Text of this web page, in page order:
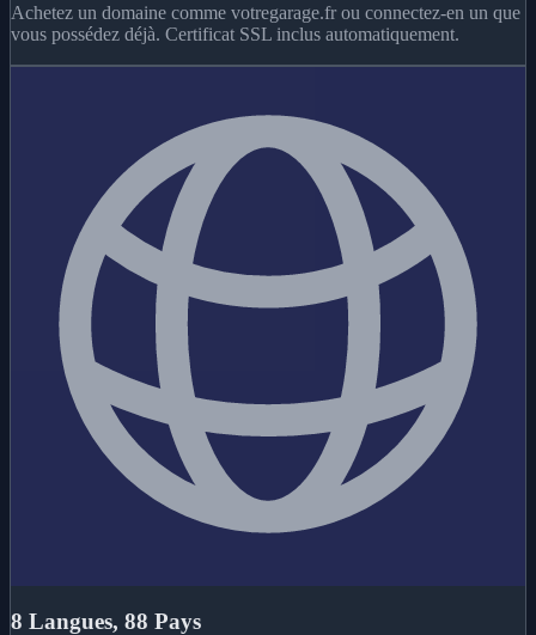
Achetez un domaine comme votregarage.fr ou connectez-en un que
vous possédez déjà. Certificat SSL inclus automatiquement.
8 Langues, 88 Pays